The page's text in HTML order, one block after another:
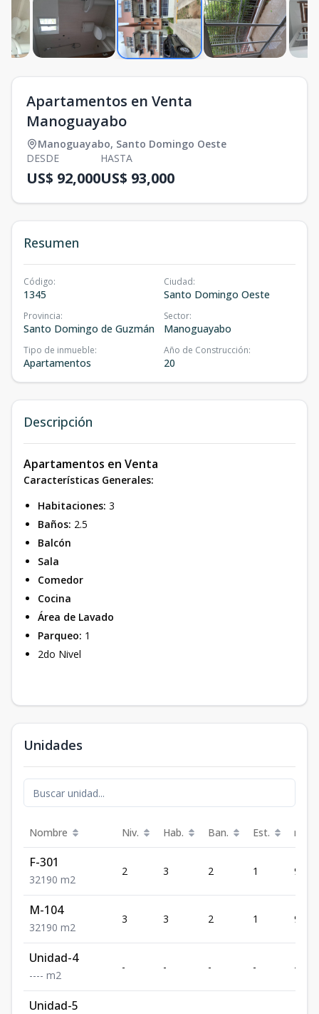
Apartamentos en Venta
Manoguayabo
Manoguayabo, Santo Domingo Oeste
DESDE
US$ 92,000
HASTA
US$ 93,000
Resumen
Código:
1345
Ciudad:
Santo Domingo Oeste
Provincia:
Santo Domingo de Guzmán
Sector:
Manoguayabo
Tipo de inmueble:
Apartamentos
Año de Construcción:
20
Descripción
Apartamentos en Venta
Características Generales:
Habitaciones: 3
Baños: 2.5
Balcón
Sala
Comedor
Cocina
Área de Lavado
Parqueo: 1
2do Nivel
Unidades
Nombre Niv. Hab. Ban. Est. m²
F-301
321 90 m2
2 3 2 1 90
M-104
321 90 m2
3 3 2 1 90
Unidad-4
---- m2
- - - - -
Unidad-5